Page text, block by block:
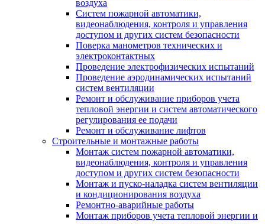
воздуха
Систем пожарной автоматики,
видеонаблюдения, контроля и управления
доступом и других систем безопасности
Поверка манометров технических и
электроконтактных
Проведение электрофизических испытаний
Проведение аэродинамических испытаний
систем вентиляции
Ремонт и обслуживание приборов учета
тепловой энергии и систем автоматического
регулирования ее подачи
Ремонт и обслуживание лифтов
Строительные и монтажные работы
Монтаж систем пожарной автоматики,
видеонаблюдения, контроля и управления
доступом и других систем безопасности
Монтаж и пуско-наладка систем вентиляции
и кондиционирования воздуха
Ремонтно-аварийные работы
Монтаж приборов учета тепловой энергии и